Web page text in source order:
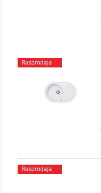
Rasprodaja
Rasprodaja